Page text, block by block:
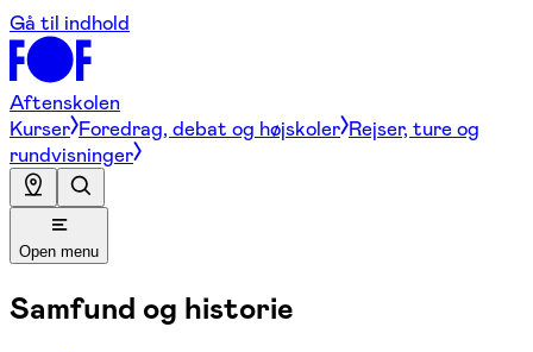
Gå til indhold
Aftenskolen
Kurser Foredrag, debat og højskoler Rejser, ture og
rundvisninger
Open menu
Samfund og historie